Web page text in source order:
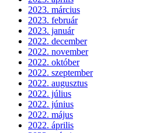
2023. március
2023. február
2023. január
2022. december
2022. november
2022. október
2022. szeptember
2022. augusztus
2022. július
2022. június
2022. május
2022. április